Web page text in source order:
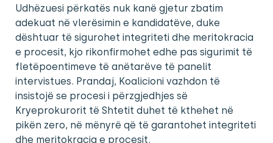
Udhëzuesi përkatës nuk kanë gjetur zbatim
adekuat në vlerësimin e kandidatëve, duke
dështuar të sigurohet integriteti dhe meritokracia
e procesit, kjo rikonfirmohet edhe pas sigurimit të
fletëpoentimeve të anëtarëve të panelit
intervistues. Prandaj, Koalicioni vazhdon të
insistojë se procesi i përzgjedhjes së
Kryeprokurorit të Shtetit duhet të kthehet në
pikën zero, në mënyrë që të garantohet integriteti
dhe meritokracia e procesit.